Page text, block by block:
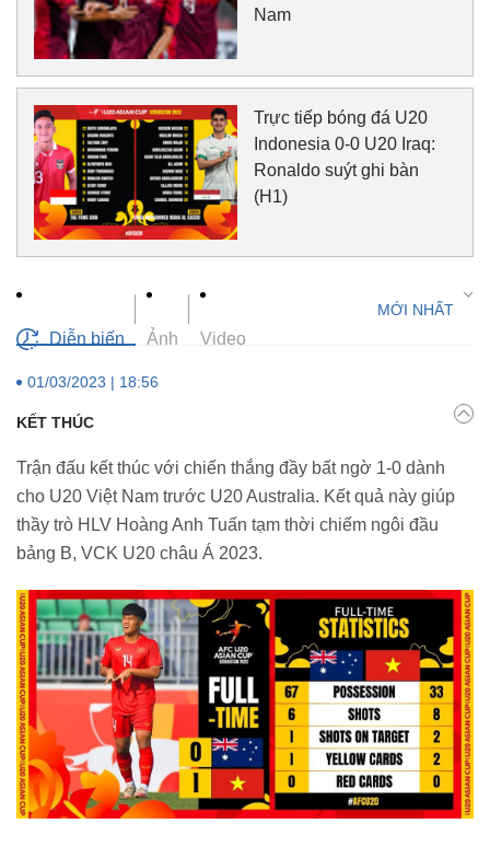
Nam
Trực tiếp bóng đá U20
Indonesia 0-0 U20 Iraq:
Ronaldo suýt ghi bàn
(H1)
Diễn biến Ảnh Video
01/03/2023 | 18:56
KẾT THÚC
Trận đấu kết thúc với chiến thắng đầy bất ngờ 1-0 dành
cho U20 Việt Nam trước U20 Australia. Kết quả này giúp
thầy trò HLV Hoàng Anh Tuấn tạm thời chiếm ngôi đầu
bảng B, VCK U20 châu Á 2023.